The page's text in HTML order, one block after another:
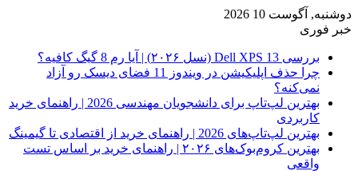
دوشنبه, آگوست 10 2026
خبر فوری
بررسی Dell XPS 13 (نسل ۲۰۲۶) | آیا رم 8 گیگ کافیه؟
چرا حذف اپلیکیشن در ویندوز 11 فضای دیسک رو آزاد
نمی‌کنه؟
بهترین لپ‌تاپ برای دانشجویان مهندسی 2026 | راهنمای خرید
کاربردی
بهترین لپ‌تاپ‌های 2026 | راهنمای خرید از اقتصادی تا گیمینگ
بهترین کروم‌بوک‌های ۲۰۲۶ | راهنمای خرید بر اساس تست
واقعی